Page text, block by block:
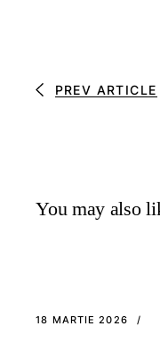
PREV ARTICLE
You may also
18 MARTIE 2026